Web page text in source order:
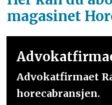
magasinet
Advokatfirmaet
horecabransjen.